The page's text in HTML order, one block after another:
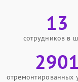
13
сотрудников в
2901
отремонтированных